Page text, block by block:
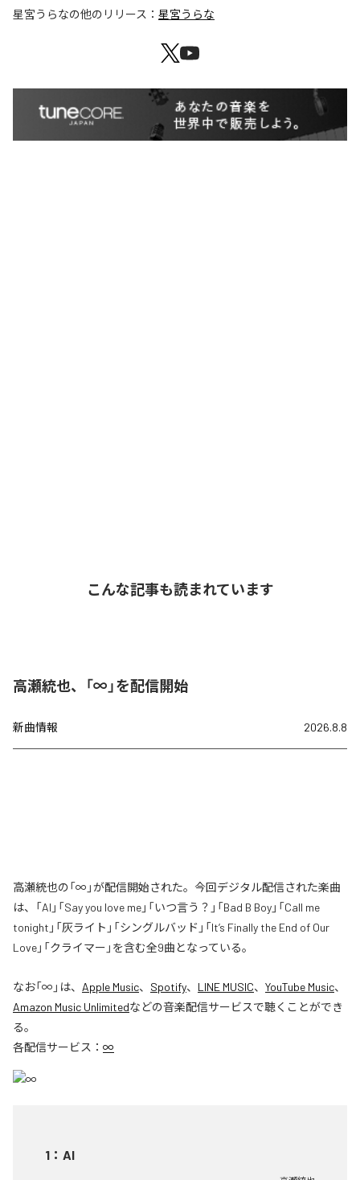
星宮うらなの他のリリース： 星宮うらな
こんな記事も読まれています
高瀬統也、「∞」を配信開始
新曲情報 2026.8.8
高瀬統也の「∞」が配信開始された。今回デジタル配信された楽曲
は、「AI」「Say you love me」「いつ言う？」「Bad B Boy」「Call me
tonight」「灰ライト」「シングルバッド」「It’s Finally the End of Our
Love」「クライマー」を含む全9曲となっている。
なお「∞ 」は、 Apple Music、 Spotify、 LINE MUSIC、 YouTube Music、
Amazon Music Unlimitedなどの音楽配信サービスで聴くことができ
る。
各配信サービス： ∞
1 ： AI